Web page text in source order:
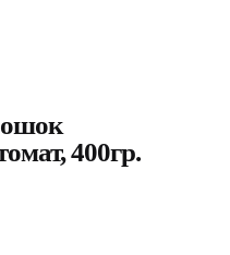
400гр.